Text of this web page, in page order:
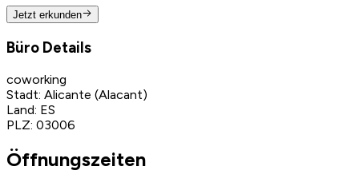
Jetzt erkunden
Büro Details
coworking
Stadt: Alicante (Alacant)
Land: ES
PLZ: 03006
Öffnungszeiten